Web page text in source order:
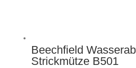
Beechfield
Strickmütze B501